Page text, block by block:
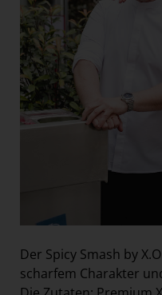
Der Spicy Smash by
scharfem Charakter